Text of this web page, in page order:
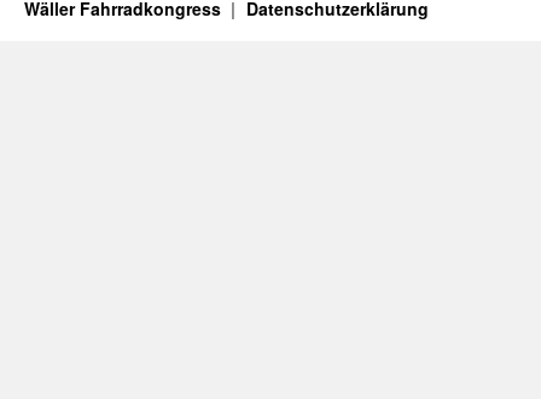
Wäller Fahrradkongress Datenschutz­erklärung